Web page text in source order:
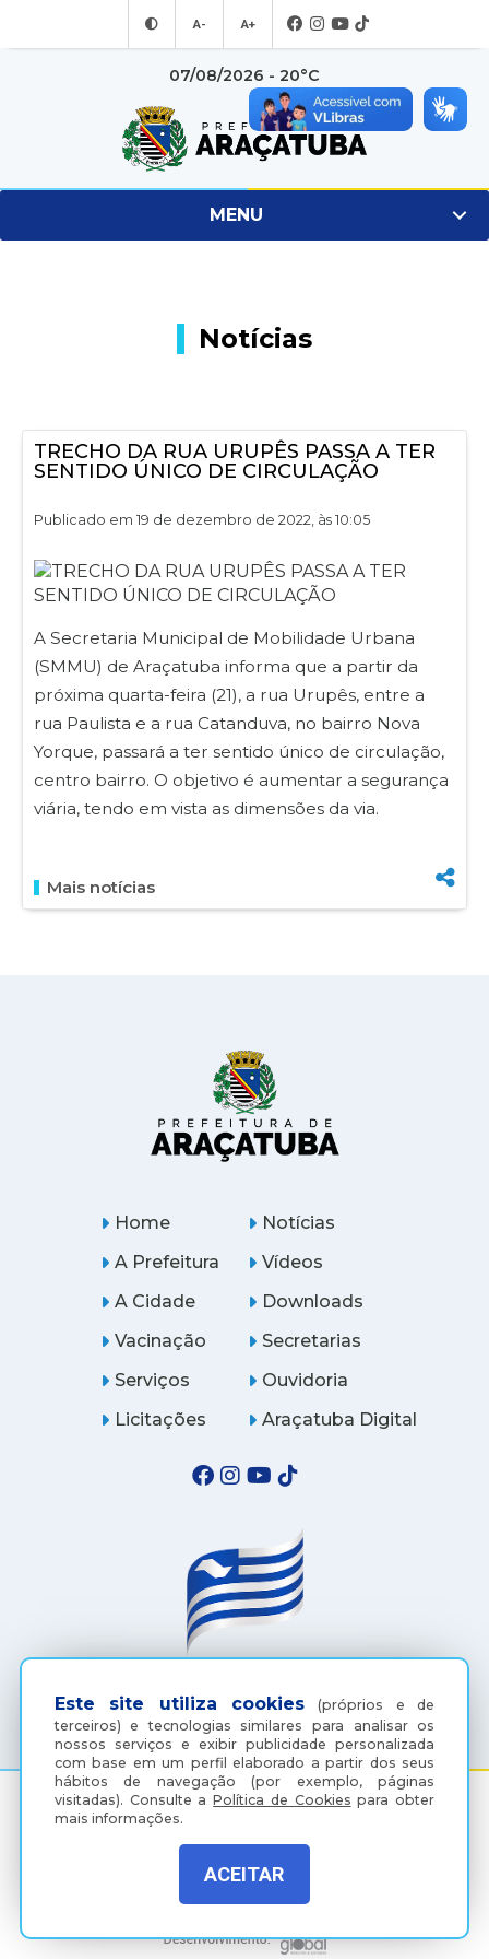
A- A+
07/08/2026 - 20°C
MENU
Notícias
TRECHO DA RUA URUPÊS PASSA A TER
SENTIDO ÚNICO DE CIRCULAÇÃO
Publicado em 19 de dezembro de 2022, às 10:05
A Secretaria Municipal de Mobilidade Urbana
(SMMU) de Araçatuba informa que a partir da
próxima quarta-feira (21), a rua Urupês, entre a
rua Paulista e a rua Catanduva, no bairro Nova
Yorque, passará a ter sentido único de circulação,
centro bairro. O objetivo é aumentar a segurança
viária, tendo em vista as dimensões da via.
Mais notícias
Este site utiliza cookies (próprios e de
terceiros) e tecnologias similares para analisar os
nossos serviços e exibir publicidade personalizada
com base em um perfil elaborado a partir dos seus
hábitos de navegação (por exemplo, páginas
visitadas). Consulte aPolítica de Cookies para obter
mais informações.
ACEITAR
Home
A Prefeitura
A Cidade
Notícias
Vídeos
Downloads
Vacinação
Serviços
Licitações
Secretarias
Ouvidoria
Araçatuba Digital
(18) 3607-6500
Rua Coelho Neto, 73, Vila São Paulo, Araçatuba - SP, CEP:
Política de Privacidade